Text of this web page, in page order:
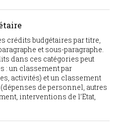
crédits budgétaires par titre,
et sous-paragraphe.
dans ces catégories peut
: un classement par
activités) et un classement
de personnel, autres
interventions de l’Etat,